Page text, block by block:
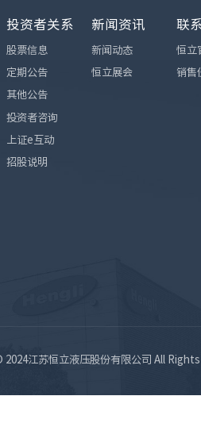
投资者关系
股票信息
定期公告
其他公告
投资者咨询
上证e互动
招股说明
新闻资讯
新闻动态
恒立展会
联
恒立
销售
江苏恒立液压股份有限公司 All